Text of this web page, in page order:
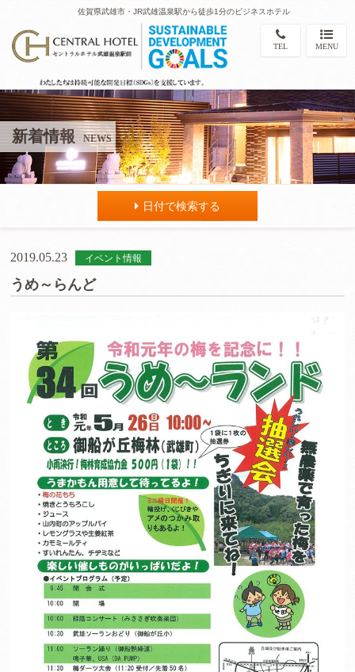
佐賀県武雄市・JR武雄温泉駅から徒歩1分のビジネスホテル
TEL MENU
新着情報 NEWS
日付で検索する
2019.05.23 イベント情報
うめ～らんど